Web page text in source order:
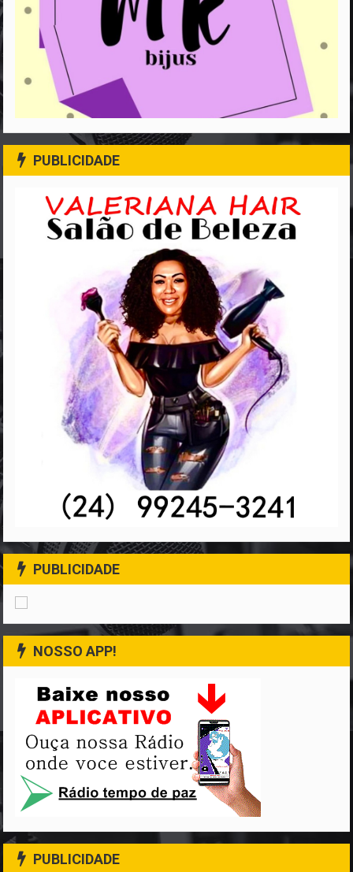
PUBLICIDADE
PUBLICIDADE
NOSSO APP!
PUBLICIDADE